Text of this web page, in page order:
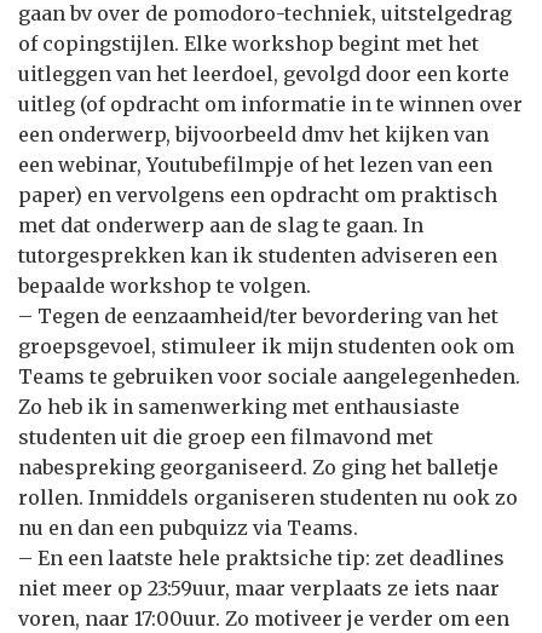
gaan bv over de pomodoro-techniek, uitstelgedrag
of copingstijlen. Elke workshop begint met het
uitleggen van het leerdoel, gevolgd door een korte
uitleg (of opdracht om informatie in te winnen over
een onderwerp, bijvoorbeeld dmv het kijken van
een webinar, Youtubefilmpje of het lezen van een
paper) en vervolgens een opdracht om praktisch
met dat onderwerp aan de slag te gaan. In
tutorgesprekken kan ik studenten adviseren een
bepaalde workshop te volgen.
– Tegen de eenzaamheid/ter bevordering van het
groepsgevoel, stimuleer ik mijn studenten ook om
Teams te gebruiken voor sociale aangelegenheden.
Zo heb ik in samenwerking met enthausiaste
studenten uit die groep een filmavond met
nabespreking georganiseerd. Zo ging het balletje
rollen. Inmiddels organiseren studenten nu ook zo
nu en dan een pubquizz via Teams.
– En een laatste hele praktsiche tip: zet deadlines
niet meer op 23:59uur, maar verplaats ze iets naar
voren, naar 17:00uur. Zo motiveer je verder om een